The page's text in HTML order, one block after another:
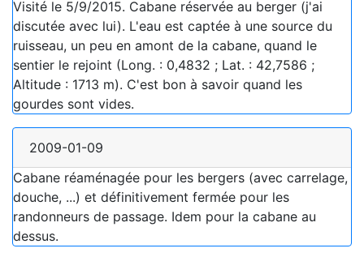
Visité le 5/9/2015. Cabane réservée au berger (j'ai
discutée avec lui). L'eau est captée à une source du
ruisseau, un peu en amont de la cabane, quand le
sentier le rejoint (Long. : 0,4832 ; Lat. : 42,7586 ;
Altitude : 1713 m). C'est bon à savoir quand les
gourdes sont vides.
2009-01-09
Cabane réaménagée pour les bergers (avec carrelage,
douche, ...) et définitivement fermée pour les
randonneurs de passage. Idem pour la cabane au
dessus.